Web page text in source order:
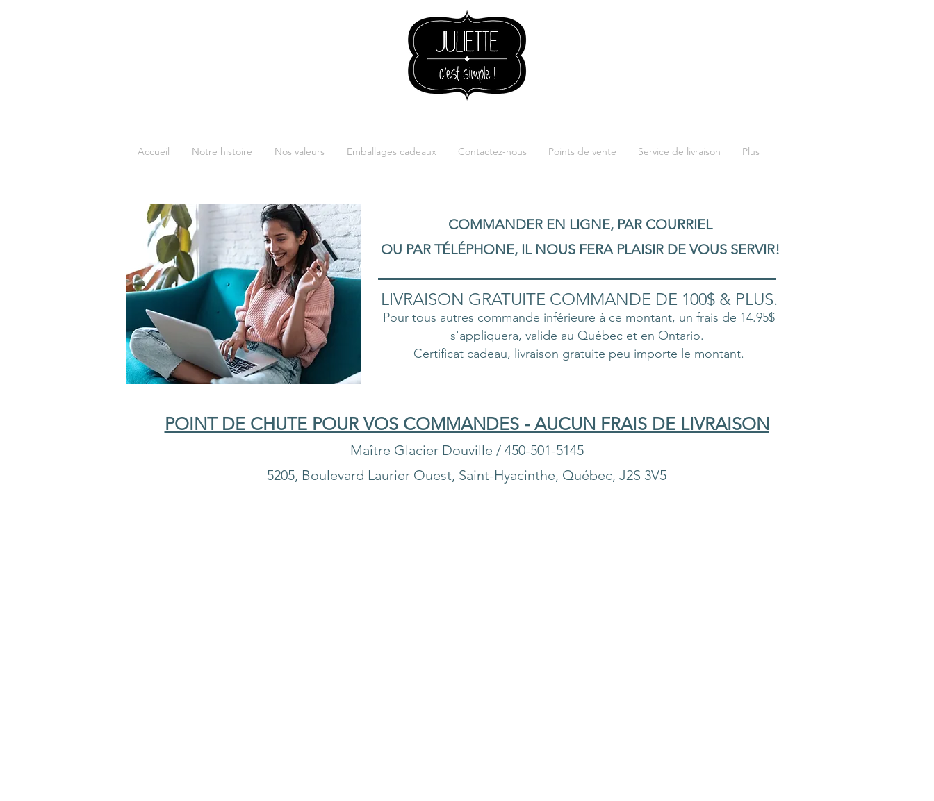
Accueil Notre histoire Nos valeurs Emballages cadeaux Contactez-nous Points de vente Service de livraison Plus
COMMANDER EN LIGNE, PAR COURRIEL
OU PAR TÉLÉPHONE, IL NOUS FERA PLAISIR DE VOUS SERVIR!
LIVRAISON GRATUITE COMMANDE DE 100$ & PLUS.
Pour tous autres commande inférieure à ce montant, un frais de 14.95$
s'appliquera, valide au Québec et en Ontario.
Certificat cadeau, livraison gratuite peu importe le montant.
POINT DE CHUTE POUR VOS COMMANDES - AUCUN FRAIS DE LIVRAISON
Maître Glacier Douville / 450-501-5145
5205, Boulevard Laurier Ouest, Saint-Hyacinthe, Québec, J2S 3V5